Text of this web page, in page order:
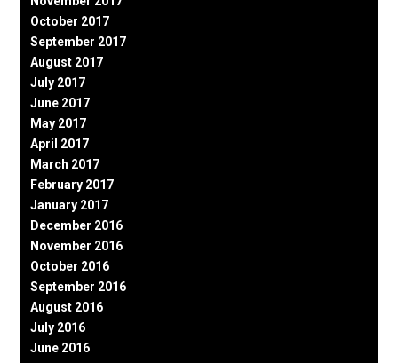
October 2017
September 2017
August 2017
July 2017
June 2017
May 2017
April 2017
March 2017
February 2017
January 2017
December 2016
November 2016
October 2016
September 2016
August 2016
July 2016
June 2016